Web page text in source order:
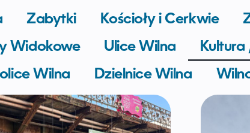
Zabytki Kościoły i Cerkwie
Widokowe Ulice Wilna
Wilna
Dzielnice Wilna